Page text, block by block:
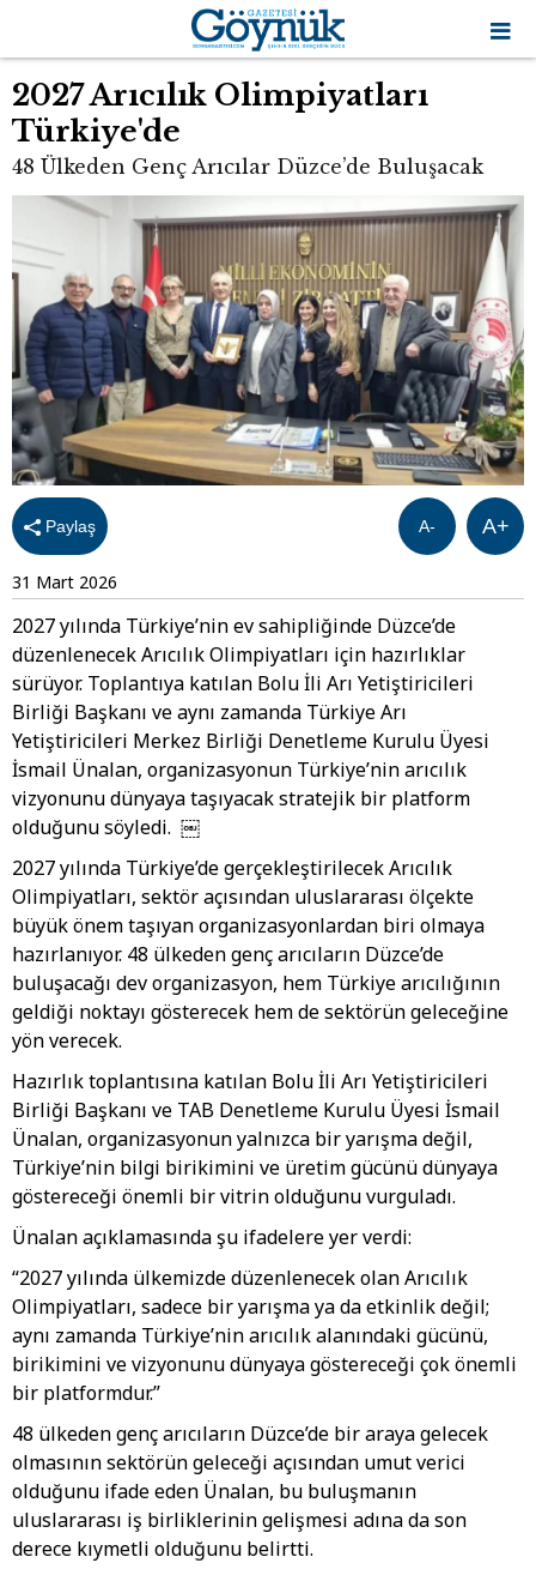
2027 Arıcılık Olimpiyatları
Türkiye'de
48 Ülkeden Genç Arıcılar Düzce’de Buluşacak
Paylaş A+
A-
31 Mart 2026
2027 yılında Türkiye’nin ev sahipliğinde Düzce’de
düzenlenecek Arıcılık Olimpiyatları için hazırlıklar
sürüyor. Toplantıya katılan Bolu İli Arı Yetiştiricileri
Birliği Başkanı ve aynı zamanda Türkiye Arı
Yetiştiricileri Merkez Birliği Denetleme Kurulu Üyesi
İsmail Ünalan, organizasyonun Türkiye’nin arıcılık
vizyonunu dünyaya taşıyacak stratejik bir platform
olduğunu söyledi. ￼
2027 yılında Türkiye’de gerçekleştirilecek Arıcılık
Olimpiyatları, sektör açısından uluslararası ölçekte
büyük önem taşıyan organizasyonlardan biri olmaya
hazırlanıyor. 48 ülkeden genç arıcıların Düzce’de
buluşacağı dev organizasyon, hem Türkiye arıcılığının
geldiği noktayı gösterecek hem de sektörün geleceğine
yön verecek.
Hazırlık toplantısına katılan Bolu İli Arı Yetiştiricileri
Birliği Başkanı ve TAB Denetleme Kurulu Üyesi İsmail
Ünalan, organizasyonun yalnızca bir yarışma değil,
Türkiye’nin bilgi birikimini ve üretim gücünü dünyaya
göstereceği önemli bir vitrin olduğunu vurguladı.
Ünalan açıklamasında şu ifadelere yer verdi:
“2027 yılında ülkemizde düzenlenecek olan Arıcılık
Olimpiyatları, sadece bir yarışma ya da etkinlik değil;
aynı zamanda Türkiye’nin arıcılık alanındaki gücünü,
birikimini ve vizyonunu dünyaya göstereceği çok önemli
bir platformdur.”
48 ülkeden genç arıcıların Düzce’de bir araya gelecek
olmasının sektörün geleceği açısından umut verici
olduğunu ifade eden Ünalan, bu buluşmanın
uluslararası iş birliklerinin gelişmesi adına da son
derece kıymetli olduğunu belirtti.